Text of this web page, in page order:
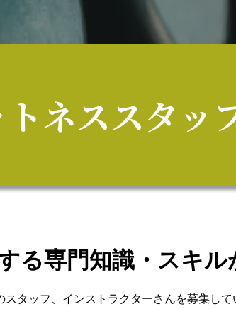
ネススタッ
る専門知識・スキル
タッフ、インストラクターさんを募集し